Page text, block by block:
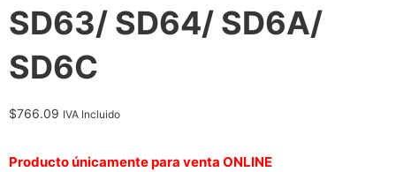
SD63/ SD64/ SD6A/
SD6C
$766.09 IVA Incluido
Producto únicamente para venta ONLINE